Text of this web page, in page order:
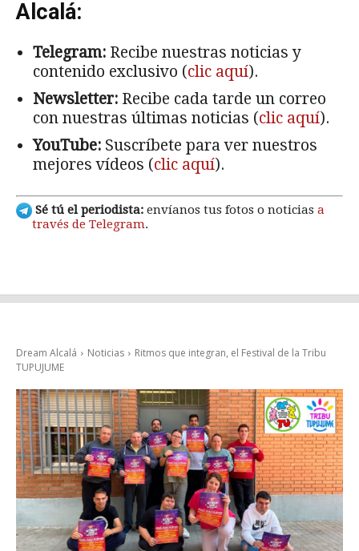
Alcalá:
Telegram: Recibe nuestras noticias y
contenido exclusivo (clic aquí).
Newsletter: Recibe cada tarde un correo
con nuestras últimas noticias (clic aquí).
YouTube: Suscríbete para ver nuestros
mejores vídeos (clic aquí).
Sé tú el periodista: envíanos tus fotos o noticias a
través de Telegram.